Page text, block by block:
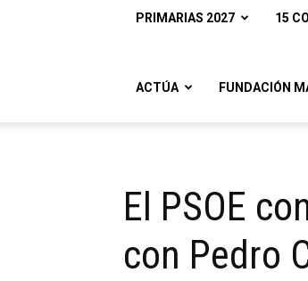
PRIMARIAS 2027 15
ACTÚA FUNDACIÓN
El PSOE
con Pedro